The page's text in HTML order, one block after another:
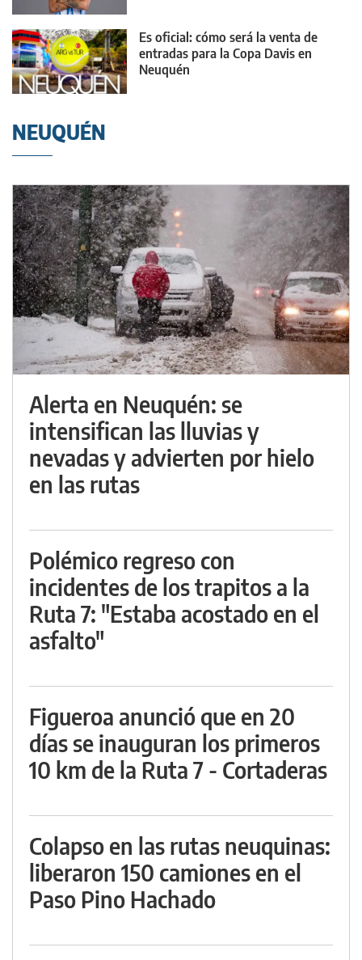
Es oficial: cómo será la venta de
entradas para la Copa Davis en
Neuquén
NEUQUÉN
Alerta en Neuquén: se
intensifican las lluvias y
nevadas y advierten por hielo
en las rutas
Polémico regreso con
incidentes de los trapitos a la
Ruta 7: "Estaba acostado en el
asfalto"
Figueroa anunció que en 20
días se inauguran los primeros
10 km de la Ruta 7 - Cortaderas
Colapso en las rutas neuquinas:
liberaron 150 camiones en el
Paso Pino Hachado